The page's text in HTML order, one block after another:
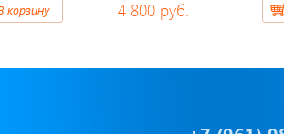
корзину 4 800 руб.